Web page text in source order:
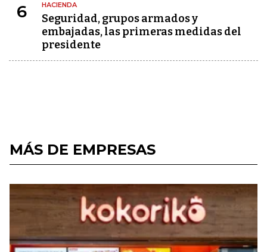
6 HACIENDA
Seguridad, grupos armados y
embajadas, las primeras medidas del
presidente
MÁS DE EMPRESAS